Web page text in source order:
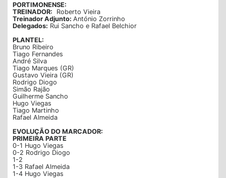
PORTIMONENSE:
TREINADOR: Roberto Vieira
Treinador Adjunto: António Zorrinho
Delegados: Rui Sancho e Rafael Belchior
PLANTEL:
Bruno Ribeiro
Tiago Fernandes
André Silva
Tiago Marques (GR)
Gustavo Vieira (GR)
Rodrigo Diogo
Simão Rajão
Guilherme Sancho
Hugo Viegas
Tiago Martinho
Rafael Almeida
EVOLUÇÃO DO MARCADOR:
PRIMEIRA PARTE
0-1 Hugo Viegas
0-2 Rodrigo Diogo
1-2
1-3 Rafael Almeida
1-4 Hugo Viegas